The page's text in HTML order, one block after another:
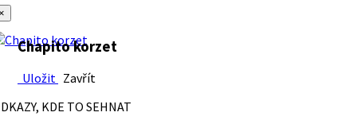
Chapito korzet
Uložit Zavřít
KDE TO SEHNAT